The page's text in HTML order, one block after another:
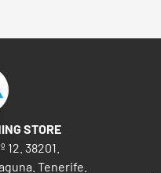
STORE
12. 38201.
Tenerife.